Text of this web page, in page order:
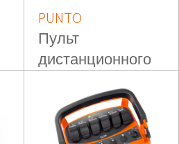
PUNTO
Пульт
дистанционного
пояс